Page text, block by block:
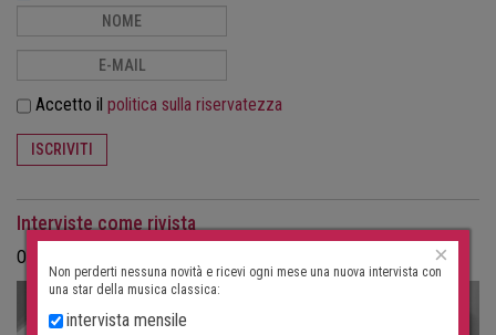
Accetto il politica sulla riservatezza
ISCRIVITI
Interviste come rivista
Ordina le interviste in formato cartaceo come rivista. ×
Non perderti nessuna novità e ricevi ogni mese una nuova intervista con
una star della musica classica:
intervista mensile